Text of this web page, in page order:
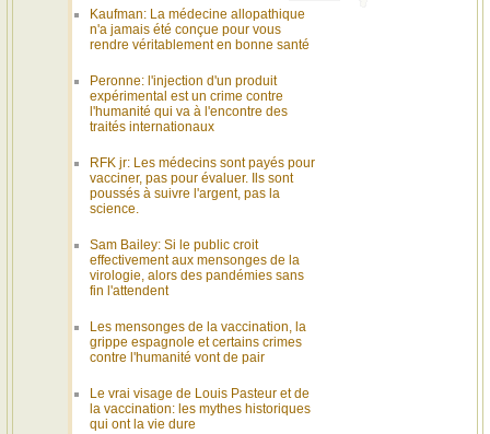
Kaufman: La médecine allopathique
n'a jamais été conçue pour vous
rendre véritablement en bonne santé
Peronne: l'injection d'un produit
expérimental est un crime contre
l'humanité qui va à l'encontre des
traités internationaux
RFK jr: Les médecins sont payés pour
vacciner, pas pour évaluer. Ils sont
poussés à suivre l'argent, pas la
science.
Sam Bailey: Si le public croit
effectivement aux mensonges de la
virologie, alors des pandémies sans
fin l'attendent
Les mensonges de la vaccination, la
grippe espagnole et certains crimes
contre l'humanité vont de pair
Le vrai visage de Louis Pasteur et de
la vaccination: les mythes historiques
qui ont la vie dure